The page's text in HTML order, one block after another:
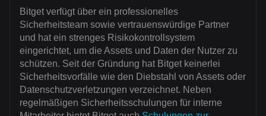
Bitget verfügt über ein professionelles
Sicherheitsteam sowie vertrauenswürdige Partner
und hat ein strenges Risikokontrollsystem
eingerichtet, um die Assets und Daten der Nutzer zu
schützen. Seit der Gründung hat Bitget keinerlei
Sicherheitsvorfälle wie den Diebstahl von Assets oder
Datenschutzverletzungen verzeichnet. Neben
regelmäßigen Sicherheitsschulungen für interne